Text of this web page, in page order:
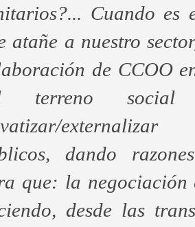
Cuando es
atañe a nuestro
de CCOO
terreno social
dando
que: la negociación
desde las